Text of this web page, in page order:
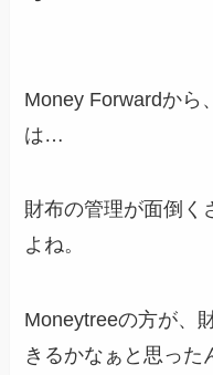
Money Forwardから
は…
財布の管理が面倒く
よね。
Moneytreeの方が、
きるかなぁと思った